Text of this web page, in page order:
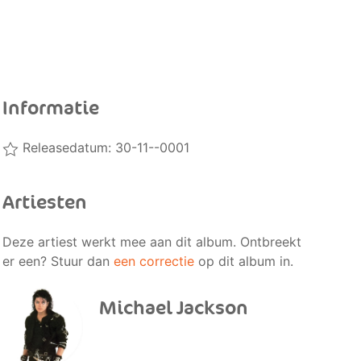
Informatie
Releasedatum: 30-11--0001
Artiesten
Deze artiest werkt mee aan dit album. Ontbreekt
er een? Stuur dan een correctieop dit album in.
Michael Jackson